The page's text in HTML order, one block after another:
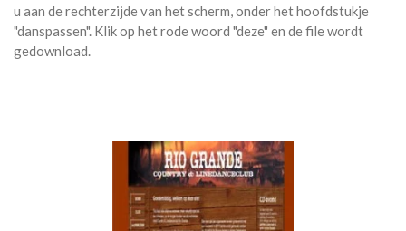
u aan de rechterzijde van het scherm, onder het hoofdstukje
"danspassen". Klik op het rode woord "deze" en de file wordt
gedownload.